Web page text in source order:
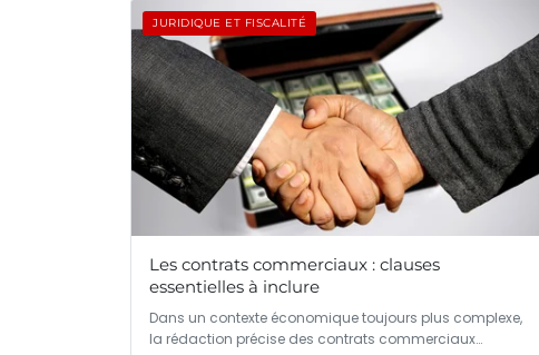
JURIDIQUE ET FISCALITÉ
Les contrats commerciaux : clauses
essentielles à inclure
Dans un contexte économique toujours plus complexe,
la rédaction précise des contrats commerciaux…